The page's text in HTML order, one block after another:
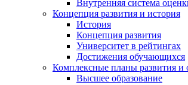
Внутренняя система
Концепция развития и история
История
Концепция развития
Университет в рейтингах
Достижения обучающихся
Комплексные планы развития и
Высшее образование